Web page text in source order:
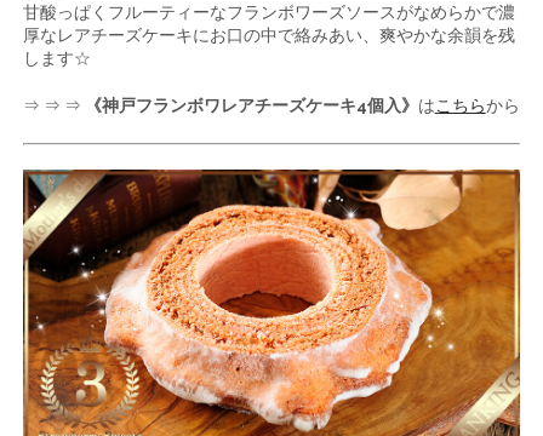
甘酸っぱくフルーティーなフランボワーズソースがなめらかで濃
厚なレアチーズケーキにお口の中で絡みあい、爽やかな余韻を残
します☆
⇒ ⇒ ⇒ 《神戸フランボワレアチーズケーキ4個入》 はこちらから